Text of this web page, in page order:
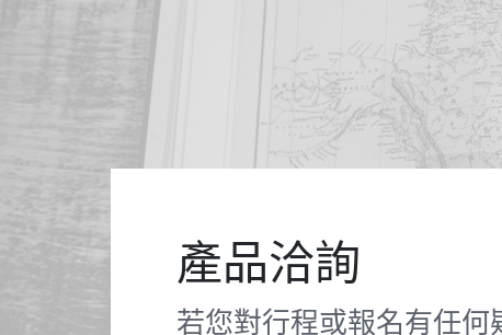
產品洽詢
若您對行程或報名有任何